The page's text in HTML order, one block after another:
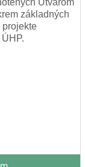
Útvarom
základných
projekte